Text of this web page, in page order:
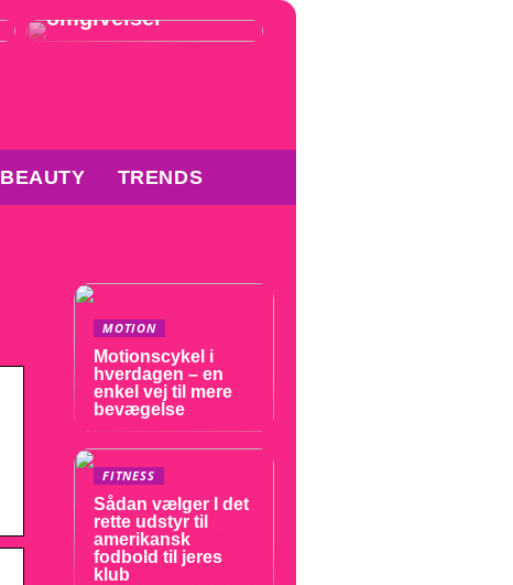
omgivelser
BEAUTY TRENDS
MOTION
Motionscykel i
hverdagen – en
enkel vej til mere
bevægelse
FITNESS
Sådan vælger I det
rette udstyr til
amerikansk
fodbold til jeres
klub